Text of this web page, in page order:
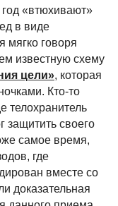
«втюхивают»
в виде
мягко говоря
известную схему
цели», которая
Кто-то
телохранитель
защитить своего
самое время,
где
вместе со
доказательная